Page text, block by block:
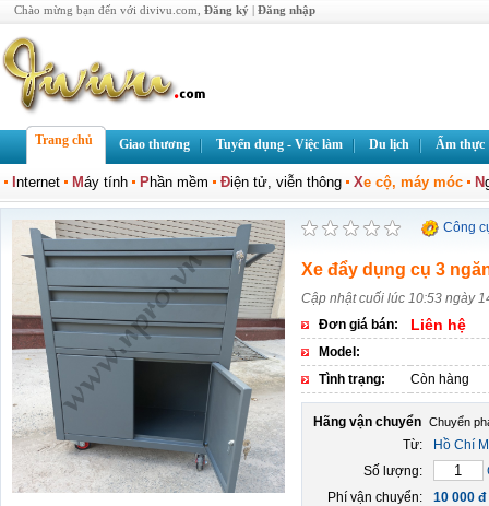
Chào mừng bạn đến với divivu.com, Đăng ký | Đăng nhập
Trang chủ Giao thương Tuyển dụng - Việc làm Du lịch Ẩm thực
nternet Máy tính Phần mềm Điện tử, viễn thông Xe cộ, máy móc N
Công
Xe đẩy dụng cụ 3
Cập nhật cuối lúc 10:53 ngày
Đơn giá bán:
Liên hệ
Model:
Tình trạng:
Còn hàng
Hãng vận chuyển
Từ:
Hồ Chí
Số lượng:
Phí vận chuyển:
10 000 đ